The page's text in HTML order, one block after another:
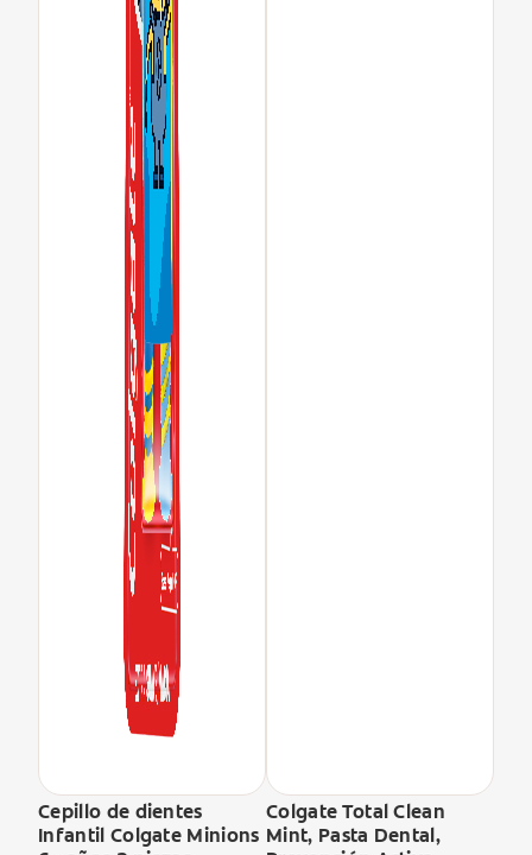
Cepillo de dientes
Infantil Colgate Minions
Colgate Total Clean
Mint, Pasta Dental,